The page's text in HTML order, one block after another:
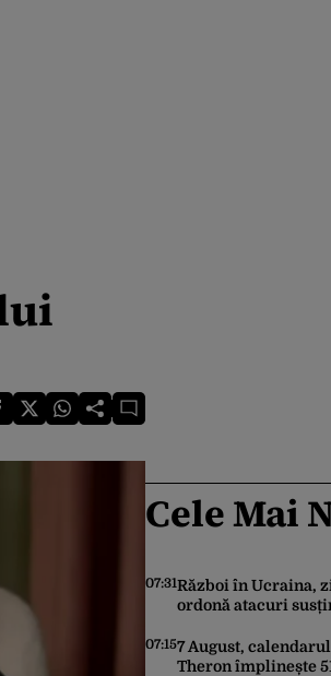
Cele Mai
07:31Război în Ucraina,
ordonă atacuri
07:157 August,
Theron împlinește